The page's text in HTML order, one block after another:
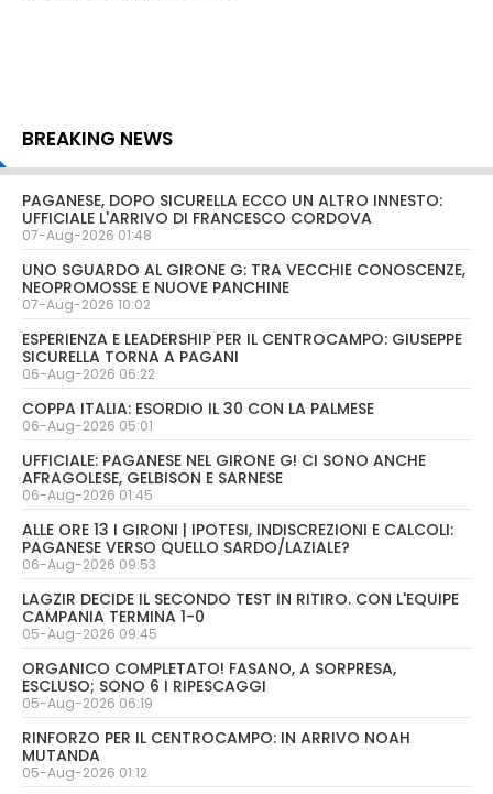
BREAKING NEWS
PAGANESE, DOPO SICURELLA ECCO UN ALTRO INNESTO:
UFFICIALE L'ARRIVO DI FRANCESCO CORDOVA
07-Aug-2026 01:48
UNO SGUARDO AL GIRONE G: TRA VECCHIE CONOSCENZE,
NEOPROMOSSE E NUOVE PANCHINE
07-Aug-2026 10:02
ESPERIENZA E LEADERSHIP PER IL CENTROCAMPO: GIUSEPPE
SICURELLA TORNA A PAGANI
06-Aug-2026 06:22
COPPA ITALIA: ESORDIO IL 30 CON LA PALMESE
06-Aug-2026 05:01
UFFICIALE: PAGANESE NEL GIRONE G! CI SONO ANCHE
AFRAGOLESE, GELBISON E SARNESE
06-Aug-2026 01:45
ALLE ORE 13 I GIRONI | IPOTESI, INDISCREZIONI E CALCOLI:
PAGANESE VERSO QUELLO SARDO/LAZIALE?
06-Aug-2026 09:53
LAGZIR DECIDE IL SECONDO TEST IN RITIRO. CON L'EQUIPE
CAMPANIA TERMINA 1-0
05-Aug-2026 09:45
ORGANICO COMPLETATO! FASANO, A SORPRESA,
ESCLUSO; SONO 6 I RIPESCAGGI
05-Aug-2026 06:19
RINFORZO PER IL CENTROCAMPO: IN ARRIVO NOAH
MUTANDA
05-Aug-2026 01:12